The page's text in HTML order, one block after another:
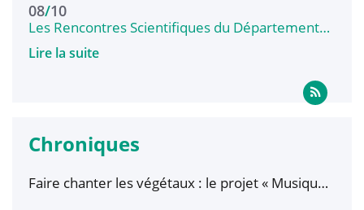
08/10
Les Rencontres Scientifiques du Département…
Lire la suite
Chroniques
Faire chanter les végétaux : le projet « Musique